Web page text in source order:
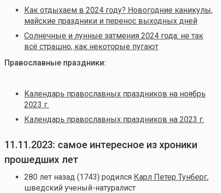
Как отдыхаем в 2024 году? Новогодние каникулы,
майские праздники и перенос выходных дней
Солнечные и лунные затмения 2024 года: не так
всё страшно, как некоторые пугают
Православные праздники:
Календарь православных праздников на ноябрь
2023 г.
Календарь православных праздников на 2023 г.
11.11.2023: самое интересное из хроники
прошедших лет
280 лет назад (1743) родился Карл Петер Тунберг,
шведский ученый-натуралист